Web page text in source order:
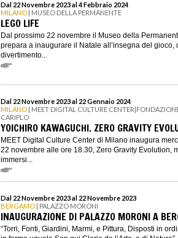
Dal 22 Novembre 2023 al 4 Febbraio 2024
MILANO | MUSEO DELLA PERMANENTE
LEGO LIFE
Dal prossimo 22 novembre il Museo della
prepara a inaugurare il Natale all’insegna del gioco,
divertimento...
Dal 22 Novembre 2023 al 22 Gennaio 2024
MILANO | MEET DIGITAL CULTURE
CARIPLO
YOICHIRO KAWAGUCHI. ZERO GRAVITY
MEET Digital Culture Center di Milano inaugura
22 novembre alle ore 18.30, Zero Gravity Evolution,
immersi...
Dal 22 Novembre 2023 al 22 Novembre 2023
BERGAMO | PALAZZO MORONI
INAUGURAZIONE DI PALAZZO MORONI A
“Torri, Fonti, Giardini, Marmi, e Pittura, Disposti in